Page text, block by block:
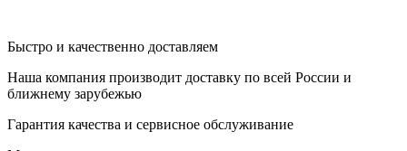
Быстро и качественно доставляем
Наша компания производит доставку по всей России и
ближнему зарубежью
Гарантия качества и сервисное обслуживание